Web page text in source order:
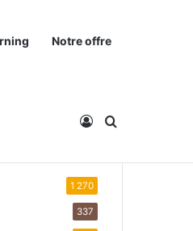
Notre offre
Connexion
Rechercher
1 270
337